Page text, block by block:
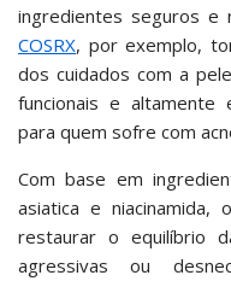
ingredientes seguros e
COSRX, por exemplo,
dos cuidados com a
funcionais e altamente
para quem sofre com
Com base em
asiatica e niacinamida,
restaurar o equilíbrio
agressivas ou